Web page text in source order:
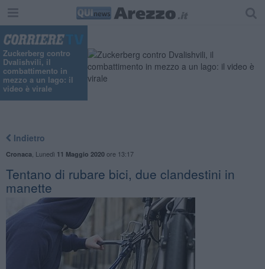
Zuckerberg contro
Dvalishvili, il
combattimento in
mezzo a un lago: il
video è virale
Indietro
Cronaca Lunedì 11 Maggio 2020ore 13:17
Tentano di rubare bici, due clandestini in
manette